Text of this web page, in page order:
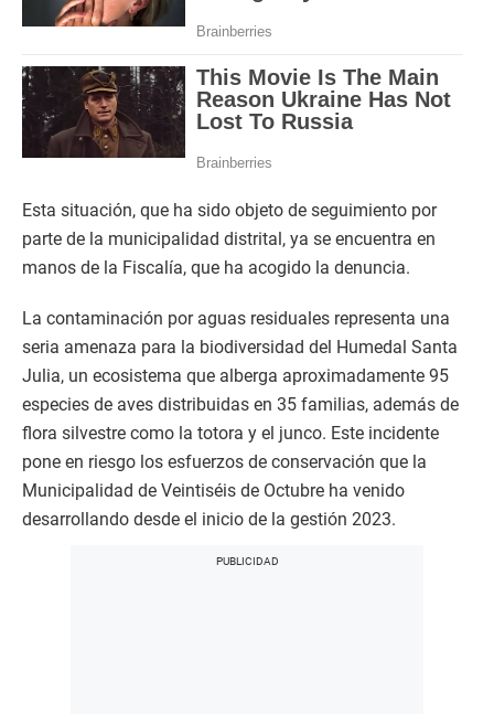
Esta situación, que ha sido objeto de seguimiento por
parte de la municipalidad distrital, ya se encuentra en
manos de la Fiscalía, que ha acogido la denuncia.
La contaminación por aguas residuales representa una
seria amenaza para la biodiversidad del Humedal Santa
Julia, un ecosistema que alberga aproximadamente 95
especies de aves distribuidas en 35 familias, además de
flora silvestre como la totora y el junco. Este incidente
pone en riesgo los esfuerzos de conservación que la
Municipalidad de Veintiséis de Octubre ha venido
desarrollando desde el inicio de la gestión 2023.